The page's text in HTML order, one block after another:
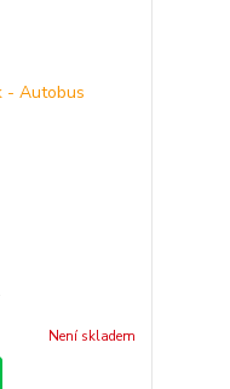
Není skladem